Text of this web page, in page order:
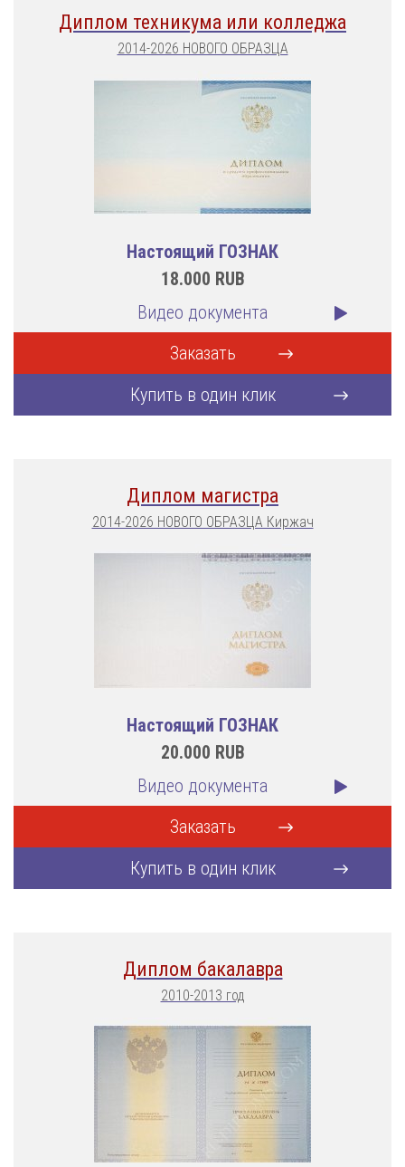
Диплом техникума или колледжа
2014-2026 НОВОГО ОБРАЗЦА
Настоящий ГОЗНАК
18.000 RUB
Видео документа
Заказать
Купить в один клик
Диплом магистра
2014-2026 НОВОГО ОБРАЗЦА Киржач
Настоящий ГОЗНАК
20.000 RUB
Видео документа
Заказать
Купить в один клик
Диплом бакалавра
2010-2013 год